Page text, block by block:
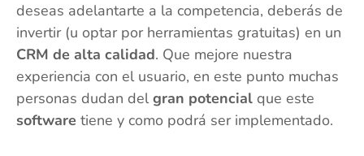
deseas adelantarte a la competencia, deberás de
invertir (u optar por herramientas gratuitas) en un
CRM de alta calidad. Que mejore nuestra
experiencia con el usuario, en este punto muchas
personas dudan delgran potencial que este
software tiene y como podrá ser implementado.